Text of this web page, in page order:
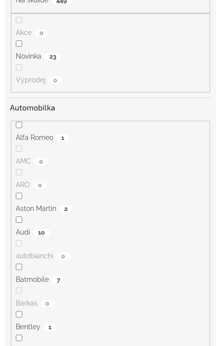
Akce 0
Novinka 23
Výprodej 0
Automobilka
Alfa Romeo 1
AMC 0
ARO 0
Aston Martin 2
Audi 10
autobianchi 0
Batmobile 7
Barkas 0
Bentley 1